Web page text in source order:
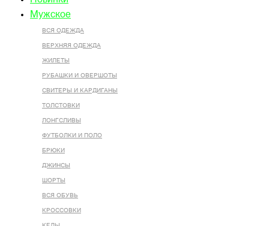
Мужское
ВСЯ ОДЕЖДА
ВЕРХНЯЯ ОДЕЖДА
ЖИЛЕТЫ
РУБАШКИ И ОВЕРШОТЫ
СВИТЕРЫ И КАРДИГАНЫ
ТОЛСТОВКИ
ЛОНГСЛИВЫ
ФУТБОЛКИ И ПОЛО
БРЮКИ
ДЖИНСЫ
ШОРТЫ
ВСЯ ОБУВЬ
КРОССОВКИ